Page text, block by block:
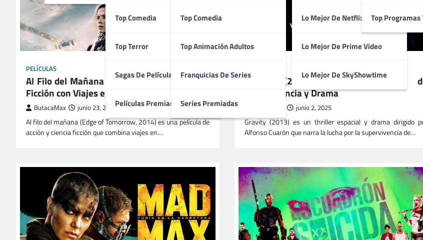
Top Comedia
Top Terror
Sagas De Películas
Películas Premiadas
Top Comedia
Top Animación Adultos
Franquicias De Series
Series Premiadas
Lo Mejor De Netflix
Lo Mejor De Prime Video
Lo Mejor De SkyShowtime
Top Programas
PELÍCULAS
Al Filo del Mañana (2014) | Acción y Ciencia
Ficción con Viajes en el Tiempo
ButacaMax junio 23, 2025
Al filo del mañana (Edge of Tomorrow, 2014) es una película de
acción y ciencia ficción que combina viajes en…
Gravity (2013) | Thriller Espacial
Supervivencia y Drama
junio 2, 2025
Gravity (2013) es un thriller espacial y drama dirigido
Alfonso Cuarón que narra la lucha por la supervivencia de…